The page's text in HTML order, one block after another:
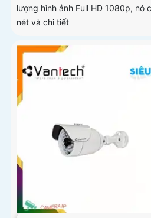
lượng hình ảnh Full HD 1080p, nó
nét và chi tiết